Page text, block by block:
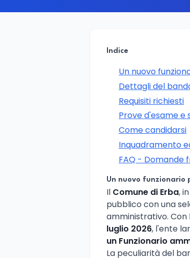
Indice
Un nuovo
Dettagli del
Requisiti richiesti
Prove d'esame e
Come candidarsi
Inquadramento
FAQ - Domande
Un nuovo funzionario
Il Comune di Erba,
pubblico con una
amministrativo.
luglio 2026, l'ente
un Funzionario
La peculiarità del